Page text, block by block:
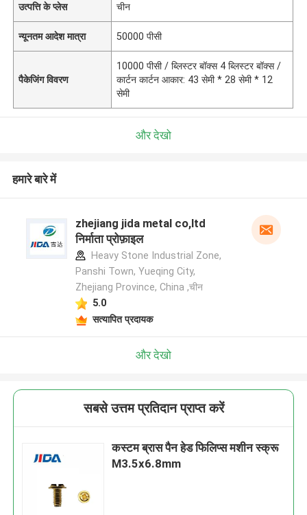
उत्पत्ति के प्लेस चीन
न्यूनतम आदेश मात्रा 50000 पीसी
पैकेजिंग विवरण
10000 पीसी / ब्लिस्टर बॉक्स 4 ब्लिस्टर बॉक्स /
कार्टन कार्टन आकार: 43 सेमी * 28 सेमी * 12
सेमी
और देखो
हमारे बारे में
zhejiang jida metal co,ltd
निर्माता प्रोफ़ाइल
Heavy Stone Industrial Zone,
Panshi Town, Yueqing City,
Zhejiang Province, China ,चीन
5.0
सत्यापित प्रदायक
और देखो
सबसे उत्तम प्रतिदान प्राप्त करें
कस्टम ब्रास पैन हेड फिलिप्स मशीन स्क्रू
M3.5x6.8mm